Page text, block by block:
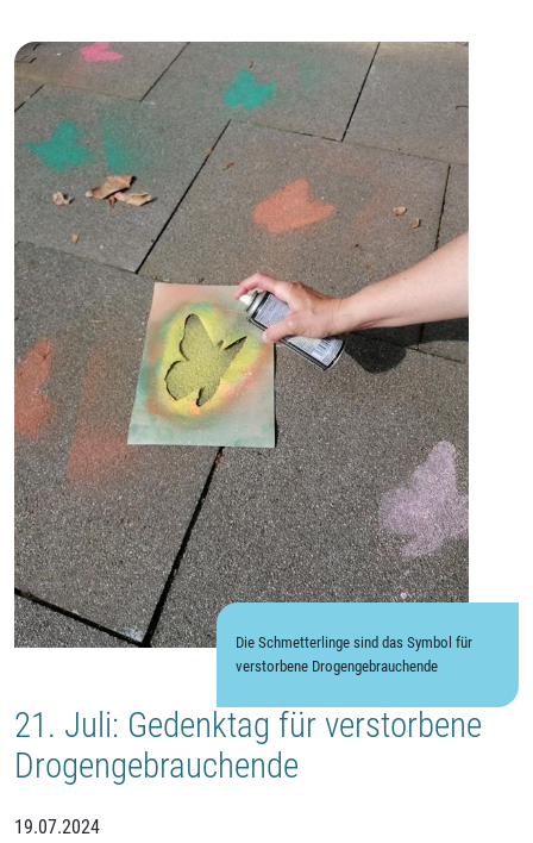
Die Schmetterlinge sind das Symbol für
verstorbene Drogengebrauchende
21. Juli: Gedenktag für verstorbene
Drogengebrauchende
19.07.2024